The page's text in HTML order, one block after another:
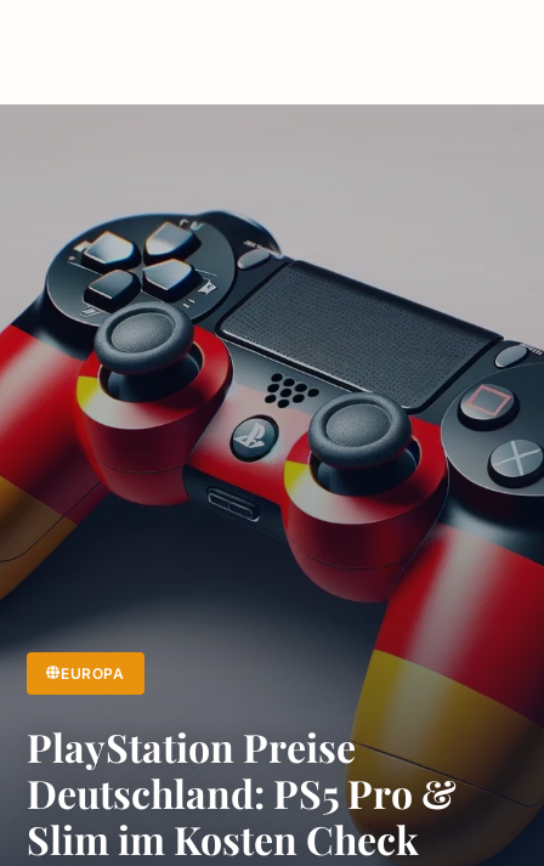
EUROPA
PlayStation Preise
Deutschland: PS5 Pro &
Slim im Kosten Check